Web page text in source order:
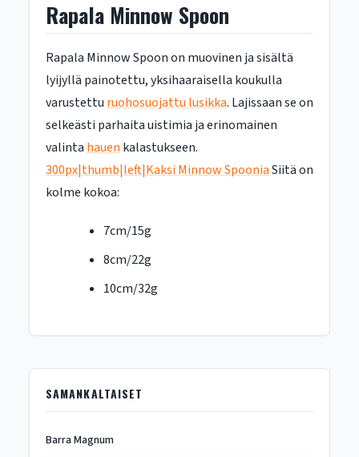
Rapala Minnow Spoon
Rapala Minnow Spoon on muovinen ja sisältä
lyijyllä painotettu, yksihaaraisella koukulla
varustettu ruohosuojattu lusikka. Lajissaan se on
selkeästi parhaita uistimia ja erinomainen
valinta hauen kalastukseen.
300px|thumb|left|Kaksi Minnow SpooniaSiitä on
kolme kokoa:
7cm/15g
8cm/22g
10cm/32g
SAMANKALTAISET
Barra Magnum